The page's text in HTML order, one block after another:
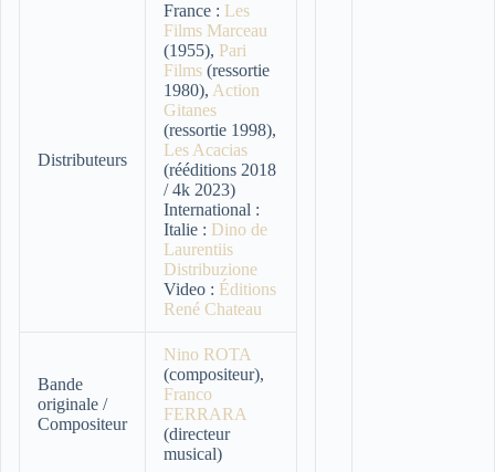
Distributeurs
France : Les
Films Marceau
(1955), Pari
Films (ressortie
1980), Action
Gitanes
(ressortie 1998),
Les Acacias
(rééditions 2018
/ 4k 2023)
International :
Italie : Dino de
Laurentiis
Distribuzione
Video : Éditions
René Chateau
Bande
originale /
Compositeur
Nino ROTA
(compositeur),
Franco
FERRARA
(directeur
musical)